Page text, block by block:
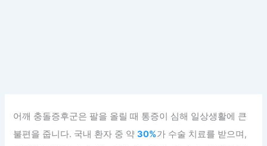
어깨 충돌증후군은 팔을 올릴 때 통증이 심해 일상생활에 큰
불편을 줍니다. 국내 환자 중 약30%가 수술 치료를 받으며,